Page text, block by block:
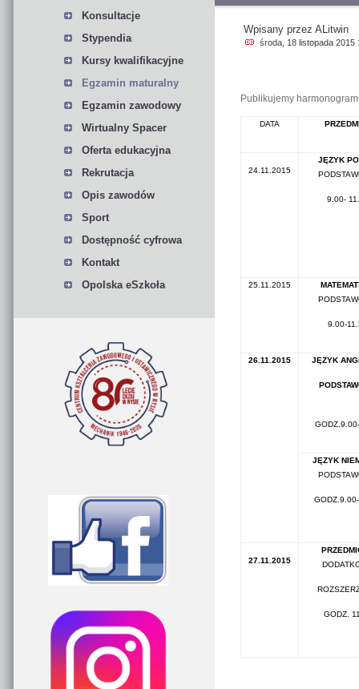
Konsultacje
Stypendia
Kursy kwalifikacyjne
Egzamin maturalny
Egzamin zawodowy
Wirtualny Spacer
Oferta edukacyjna
Rekrutacja
Opis zawodów
Sport
Dostępność cyfrowa
Kontakt
Opolska eSzkoła
Wpisany przez ALitwin
środa, 18 listopada 2015
Publikujemy
DATA
24.11.2015
JĘZYK
9.00-
25.11.2015
9.00-
26.11.2015 JĘZYK
JĘZYK
27.11.2015
GODZ.